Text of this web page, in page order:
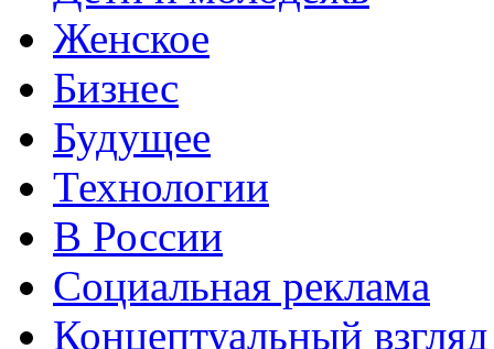
Женское
Бизнес
Будущее
Технологии
В России
Социальная реклама
Концептуальный взгляд